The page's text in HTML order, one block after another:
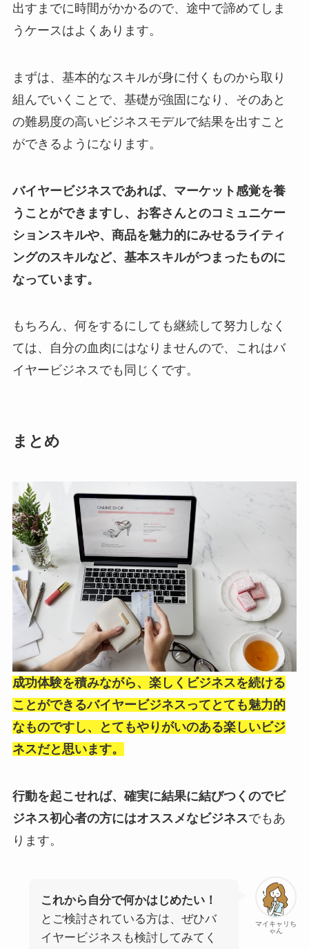
出すまでに時間がかかるので、途中で諦めてしま
うケースはよくあります。
まずは、基本的なスキルが身に付くものから取り
組んでいくことで、基礎が強固になり、そのあと
の難易度の高いビジネスモデルで結果を出すこと
ができるようになります。
バイヤービジネスであれば、マーケット感覚を養
うことができますし、お客さんとのコミュニケー
ションスキルや、商品を魅力的にみせるライティ
ングのスキルなど、基本スキルがつまったものに
なっています。
もちろん、何をするにしても継続して努力しなく
ては、自分の血肉にはなりませんので、これはバ
イヤービジネスでも同じくです。
まとめ
成功体験を積みながら、楽しくビジネスを続ける
ことができるバイヤービジネスってとても魅力的
なものですし、とてもやりがいのある楽しいビジ
ネスだと思います。
行動を起こせれば、確実に結果に結びつくのでビ
ジネス初心者の方にはオススメなビジネスでもあ
ります。
マイキャリち
ゃん
これから自分で何かはじめたい！
とご検討されている方は、ぜひバ
イヤービジネスも検討してみてく